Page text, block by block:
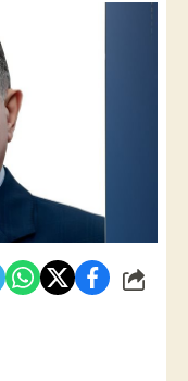
شارك